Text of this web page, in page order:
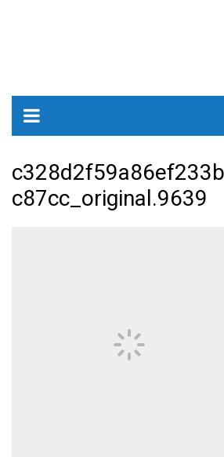
c87cc_original.9639